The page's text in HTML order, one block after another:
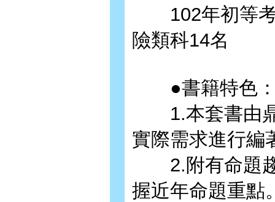
102年初等考
險類科14名
●書籍特色
1.本套書由鼎
實際需求進行編
2.附有命題趨
握近年命題重點